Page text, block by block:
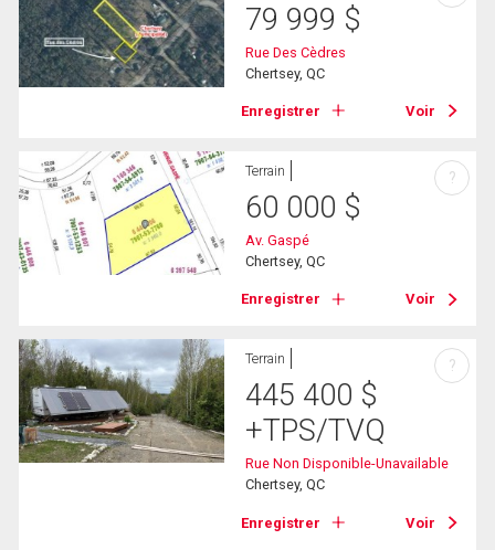
79 999 $
Rue Des Cèdres
Chertsey, QC
Enregistrer Voir
Terrain
60 000 $
Av. Gaspé
Chertsey, QC
Enregistrer Voir
?
Terrain
445 400 $
+TPS/TVQ
Rue Non Disponible-Unavailable
Chertsey, QC
Enregistrer Voir
?